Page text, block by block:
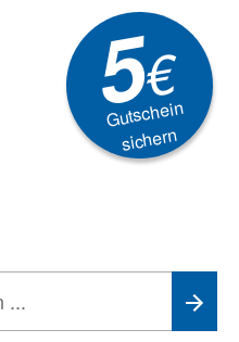
5€
Gutschein
sichern